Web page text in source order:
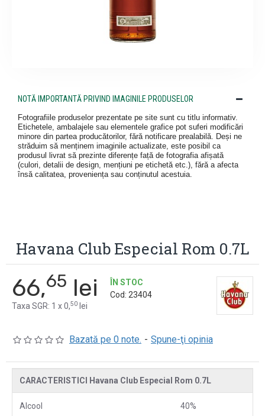
NOTĂ IMPORTANTĂ PRIVIND IMAGINILE PRODUSELOR
Fotografiile produselor prezentate pe site sunt cu titlu informativ.
Etichetele, ambalajele sau elementele grafice pot suferi modificări
minore din partea producătorilor, fără notificare prealabilă. Deși ne
străduim să menținem imaginile actualizate, este posibil ca
produsul livrat să prezinte diferențe față de fotografia afișată
(culori, detalii de design, mențiuni pe etichetă etc.), fără a afecta
însă calitatea, proveniența sau conținutul acestuia.
Havana Club Especial Rom 0.7L
Bazată pe 0 note. - Spune-ţi opinia
66,65 lei
Taxa SGR: 1 x 0,50 lei
ÎN STOC
Cod: 23404
CARACTERISTICI Havana Club Especial Rom 0.7L
Alcool 40%